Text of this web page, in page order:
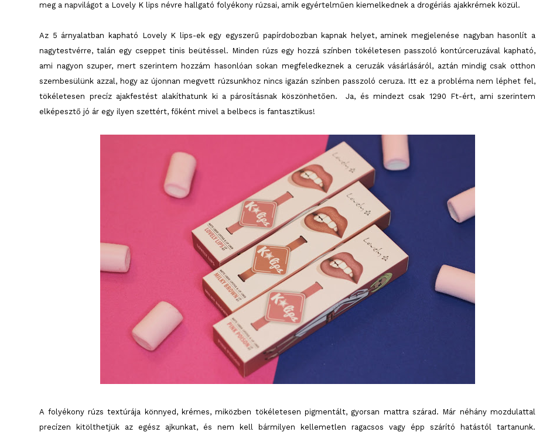
meg a napvilágot a Lovely K lips névre hallgató folyékony rúzsai, amik egyértelműen kiemelkednek a drogériás ajakkrémek közül.
Az 5 árnyalatban kapható Lovely K lips-ek egy egyszerű papírdobozban kapnak helyet, aminek megjelenése nagyban hasonlít a
nagytestvérre, talán egy cseppet tinis beütéssel. Minden rúzs egy hozzá színben tökéletesen passzoló kontúrceruzával kapható,
ami nagyon szuper, mert szerintem hozzám hasonlóan sokan megfeledkeznek a ceruzák vásárlásáról, aztán mindig csak otthon
szembesülünk azzal, hogy az újonnan megvett rúzsunkhoz nincs igazán színben passzoló ceruza. Itt ez a probléma nem léphet fel,
tökéletesen precíz ajakfestést alakíthatunk ki a párosításnak köszönhetően. Ja, és mindezt csak 1290 Ft-ért, ami szerintem
elképesztő jó ár egy ilyen szettért, főként mivel a belbecs is fantasztikus!
A folyékony rúzs textúrája könnyed, krémes, miközben tökéletesen pigmentált, gyorsan mattra szárad. Már néhány mozdulattal
precízen kitölthetjük az egész ajkunkat, és nem kell bármilyen kellemetlen ragacsos vagy épp szárító hatástól tartanunk.